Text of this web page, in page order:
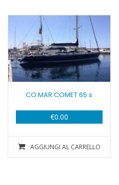
CO.MAR COMET 65 s
€0.00
AGGIUNGI AL CARRELLO